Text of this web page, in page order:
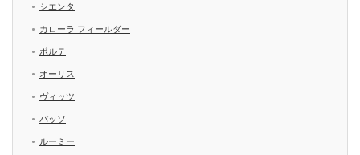
シエンタ
カローラ フィールダー
ポルテ
オーリス
ヴィッツ
パッソ
ルーミー